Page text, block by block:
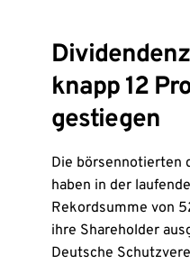
knapp 12
gestiegen
Die börsennotierten
haben in der
Rekordsumme von
ihre Shareholder
Deutsche